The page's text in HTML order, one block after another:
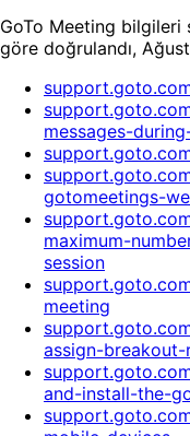
GoTo Meeting bilgileri
göre doğrulandı,
messages-
gotomeetings-
maximum-
session
meeting
assign-
and-install-the-